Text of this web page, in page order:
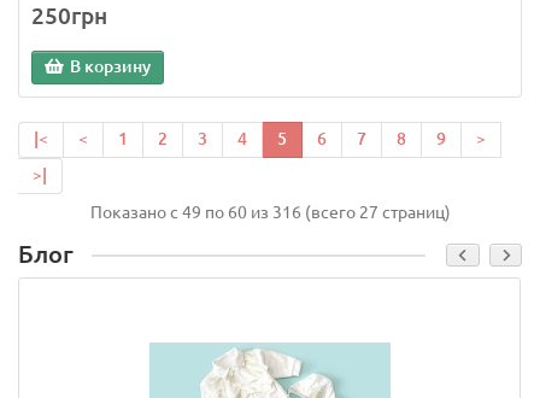
250грн
В корзину
|< < 1 2 3 4 5 6 7 8 9
>
>|
Показано с 49 по 60 из 316 (всего 27 страниц)
Блог